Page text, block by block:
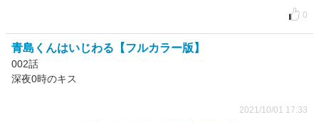
0
青島くんはいじわる【フルカラー版】
002話
深夜0時のキス
2021/10/01 17:33